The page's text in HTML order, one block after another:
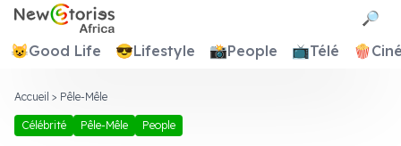
Newstories Africa
🔎
😺Good Life 😎Lifestyle 📸People 📺Télé 🍿
Accueil > Pêle-Mêle
Célébrité Pêle-Mêle People